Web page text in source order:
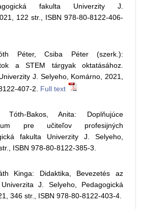
fakulta Univerzity J.
122 str., ISBN 978-80-8122-406-
Péter, Csiba Péter (szerk.):
a STEM tárgyak oktatásához.
J. Selyeho, Komárno, 2021,
407-2. Full text
Bakos, Anita: Doplňujúce
pre učiteľov profesijných
fakulta Univerzity J. Selyeho,
ISBN 978-80-8122-385-3.
Kinga: Didaktika, Bevezetés az
J. Selyeho, Pedagogická
346 str., ISBN 978-80-8122-403-4.